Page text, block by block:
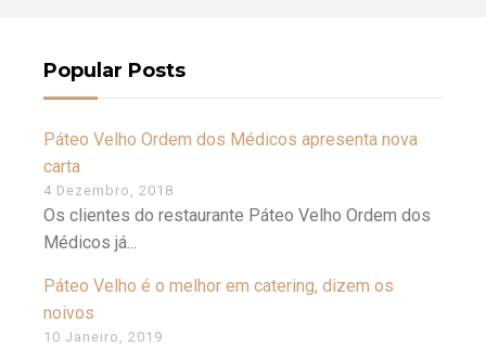
Popular Posts
Páteo Velho Ordem dos Médicos apresenta nova
carta
4 Dezembro, 2018
Os clientes do restaurante Páteo Velho Ordem dos
Médicos já...
Páteo Velho é o melhor em catering, dizem os
noivos
10 Janeiro, 2019